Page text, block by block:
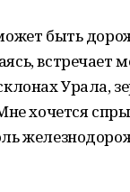
быть
встречает
Урала,
хочется